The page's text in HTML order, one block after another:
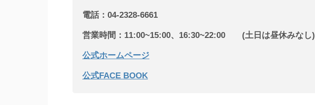
電話：04-2328-6661
営業時間：11:00~15:00、16:30~22:00 (土日は昼休みなし)
公式ホームページ
公式FACE BOOK